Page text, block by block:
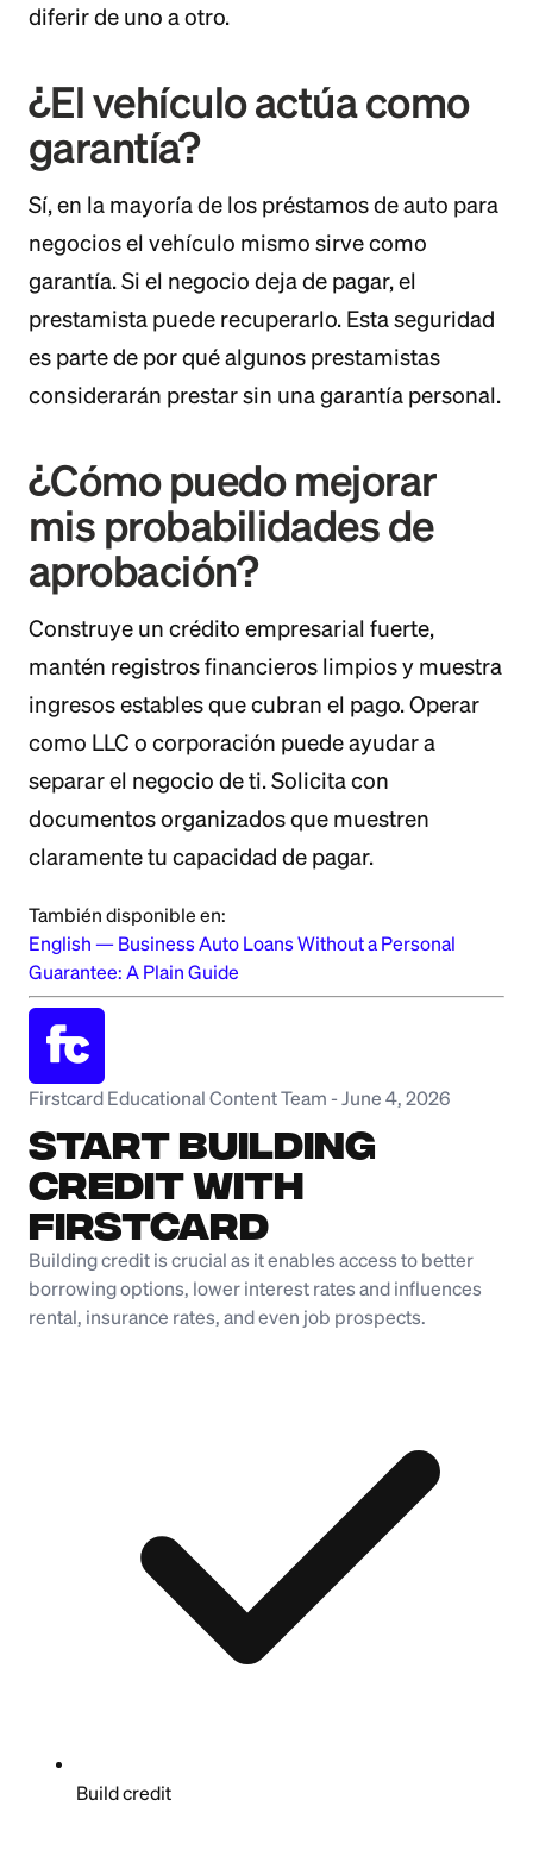
diferir de uno a otro.
¿El vehículo actúa como
garantía?
Sí, en la mayoría de los préstamos de auto para
negocios el vehículo mismo sirve como
garantía. Si el negocio deja de pagar, el
prestamista puede recuperarlo. Esta seguridad
es parte de por qué algunos prestamistas
considerarán prestar sin una garantía personal.
¿Cómo puedo mejorar
mis probabilidades de
aprobación?
Construye un crédito empresarial fuerte,
mantén registros financieros limpios y muestra
ingresos estables que cubran el pago. Operar
como LLC o corporación puede ayudar a
separar el negocio de ti. Solicita con
documentos organizados que muestren
claramente tu capacidad de pagar.
También disponible en:
English — Business Auto Loans Without a Personal
Guarantee: A Plain Guide
Firstcard Educational Content Team -June 4, 2026
Start Building
Credit with
Firstcard
Building credit is crucial as it enables access to better
borrowing options, lower interest rates and influences
rental, insurance rates, and even job prospects.
Build credit